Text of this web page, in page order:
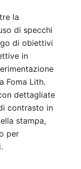
la
di specchi
di obiettivi
in
Foma Lith.
dettagliate
contrasto in
stampa,
per